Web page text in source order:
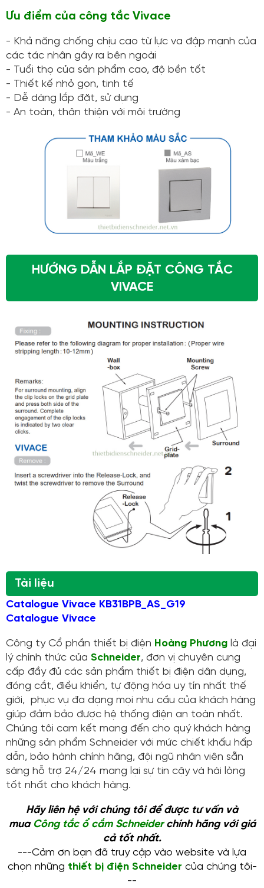
Ưu điểm của công tắc Vivace
- Khả năng chống chịu cao từ lực va đập mạnh của
các tác nhân gây ra bên ngoài
- Tuổi thọ của sản phẩm cao, độ bền tốt
- Thiết kế nhỏ gọn, tinh tế
- Dễ dàng lắp đặt, sử dụng
- An toàn, thân thiện với môi trường
HƯỚNG DẪN LẮP ĐẶT CÔNG TẮC
VIVACE
Tài liệu
Catalogue Vivace KB31BPB_AS_G19
Catalogue Vivace
Công ty Cổ phần thiết bị điện Hoàng Phương là đại
lý chính thức của Schneider, đơn vị chuyên cung
cấp đầy đủ các sản phẩm thiết bị điện dân dụng,
đóng cắt, điều khiển, tự động hóa uy tín nhất thế
giới, phục vụ đa dạng mọi nhu cầu của khách hàng
giúp đảm bảo được hệ thống điện an toàn nhất.
Chúng tôi cam kết mang đến cho quý khách hàng
những sản phẩm Schneider với mức chiết khấu hấp
dẫn, bảo hành chính hãng, đội ngũ nhân viên sẵn
sàng hỗ trợ 24/24 mang lại sự tin cậy và hài lòng
tốt nhất cho khách hàng.
Hãy liên hệ với chúng tôi để được tư vấn và
mua Công tắc ổ cắm Schneiderchính hãng với giá
cả tốt nhất.
---Cảm ơn bạn đã truy cập vào website và lựa
chọn những thiết bị điện Schneider của chúng tôi-
--